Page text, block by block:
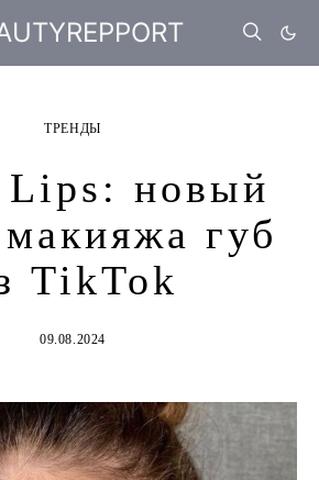
ТРЕНДЫ
Lips: новый
губ
TikTok
09.08.2024